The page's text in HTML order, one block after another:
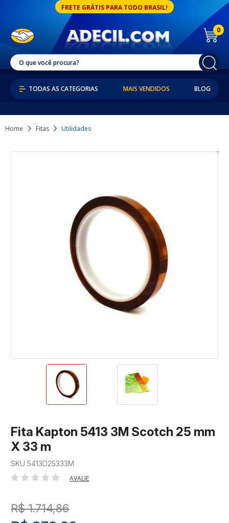
FRETE GRÁTIS PARA TODO BRASIL!
0
MAIS VENDIDOS BLOG
Home Fitas Utilidades
Fita Kapton 5413 3M Scotch 25 mm
X 33 m
SKU 5413D25333M
AVALIE
R$ 1.714,86